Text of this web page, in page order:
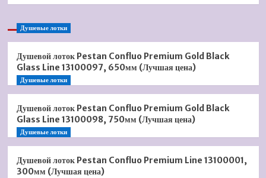
Душевые лотки
Душевой лоток Pestan Confluo Premium Gold Black
Glass Line 13100097, 650мм (Лучшая цена)
Душевые лотки
Душевой лоток Pestan Confluo Premium Gold Black
Glass Line 13100098, 750мм (Лучшая цена)
Душевые лотки
Душевой лоток Pestan Confluo Premium Line 13100001,
300мм (Лучшая цена)